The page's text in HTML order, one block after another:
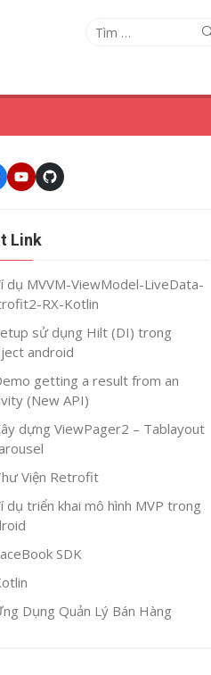
Tìm
cho:
Facebook
YoutubeGitHub
Link
dụ MVVM-ViewModel-LiveData-
RX-Kotlin
sử dụng Hilt (DI) trong
android
getting a result from an
(New API)
dựng ViewPager2 – Tablayout
Viện Retrofit
dụ triển khai mô hình MVP trong
SDK
Dụng Quản Lý Bán Hàng